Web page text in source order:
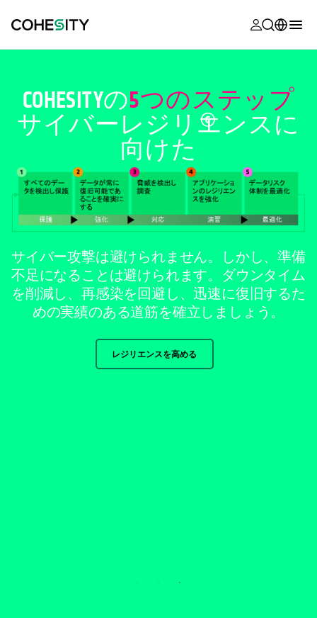
新しいタ
新しいタ
Alta
新しいタ
新しいタ
製品に関す
ドキュメン
新しいタ
アカデミー
新しいタ
Community
新しいタ
パートナー
新しいタ
English (U.S.)
Deutsch (Germany)
Português (Brazil)
한국어 (South
Korea)
Español (Spain)
COHESITYの5つのステップ
サイバーレジリエンスに
向けた
サイバー攻撃は避けられません。しかし、準備
不足になることは避けられます。ダウンタイム
を削減し、再感染を回避し、迅速に復旧するた
めの実績のある道筋を確立しましょう。
レジリエンスを高める